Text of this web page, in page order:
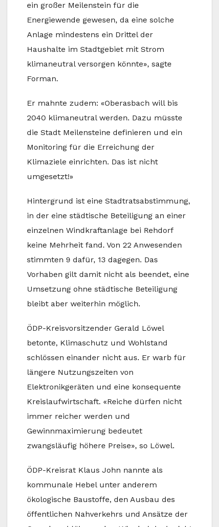
ein großer Meilenstein für die
Energiewende gewesen, da eine solche
Anlage mindestens ein Drittel der
Haushalte im Stadtgebiet mit Strom
klimaneutral versorgen könnte», sagte
Forman.
Er mahnte zudem: «Oberasbach will bis
2040 klimaneutral werden. Dazu müsste
die Stadt Meilensteine definieren und ein
Monitoring für die Erreichung der
Klimaziele einrichten. Das ist nicht
umgesetzt!»
Hintergrund ist eine Stadtratsabstimmung,
in der eine städtische Beteiligung an einer
einzelnen Windkraftanlage bei Rehdorf
keine Mehrheit fand. Von 22 Anwesenden
stimmten 9 dafür, 13 dagegen. Das
Vorhaben gilt damit nicht als beendet, eine
Umsetzung ohne städtische Beteiligung
bleibt aber weiterhin möglich.
ÖDP-Kreisvorsitzender Gerald Löwel
betonte, Klimaschutz und Wohlstand
schlössen einander nicht aus. Er warb für
längere Nutzungszeiten von
Elektronikgeräten und eine konsequente
Kreislaufwirtschaft. «Reiche dürfen nicht
immer reicher werden und
Gewinnmaximierung bedeutet
zwangsläufig höhere Preise», so Löwel.
ÖDP-Kreisrat Klaus John nannte als
kommunale Hebel unter anderem
ökologische Baustoffe, den Ausbau des
öffentlichen Nahverkehrs und Ansätze der